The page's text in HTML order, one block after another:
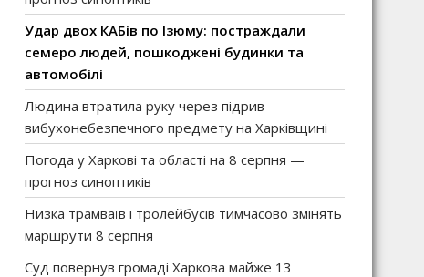
Удар двох КАБів по Ізюму: постраждали
семеро людей, пошкоджені будинки та
автомобілі
Людина втратила руку через підрив
вибухонебезпечного предмету на Харківщині
Погода у Харкові та області на 8 серпня —
прогноз синоптиків
Низка трамваїв і тролейбусів тимчасово змінять
маршрути 8 серпня
Суд повернув громаді Харкова майже 13